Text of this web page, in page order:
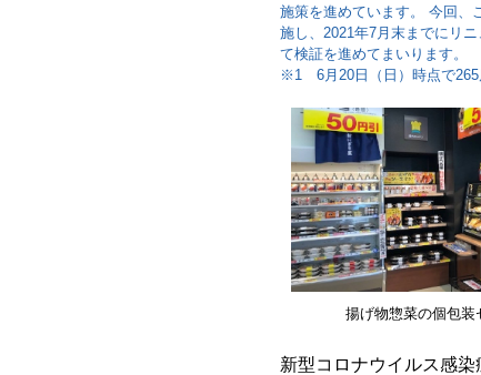
施策を進めています。 今回、
施し、2021年7月末までにリ
て検証を進めてまいります。
※1 6月20日（日）時点で265
揚げ物惣菜の個包装
新型コロナウイルス感